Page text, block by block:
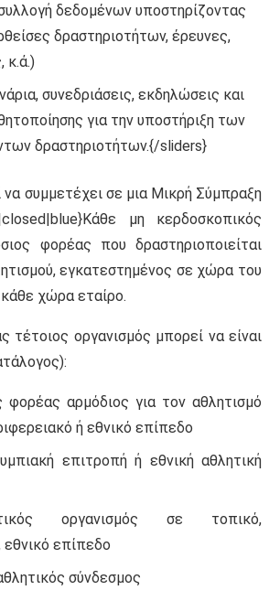
δεδομένων υποστηρίζοντας
δραστηριοτήτων, έρευνες,
κ.ά.)
συνεδριάσεις, εκδηλώσεις και
για την υποστήριξη των
δραστηριοτήτων.{/sliders}
συμμετέχει σε μια Μικρή Σύμπραξη
μη κερδοσκοπικός
φορέας που δραστηριοποιείται
εγκατεστημένος σε χώρα του
χώρα εταίρο.
τέτοιος οργανισμός μπορεί να είναι
φορέας αρμόδιος για τον αθλητισμό
ή εθνικό επίπεδο
επιτροπή ή εθνική αθλητική
οργανισμός σε τοπικό,
επίπεδο
σύνδεσμος